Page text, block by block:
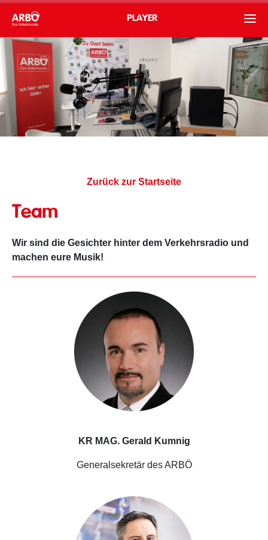
PLAYER
Zurück zur Startseite
Team
Wir sind die Gesichter hinter dem Verkehrsradio und
machen eure Musik!
KR MAG. Gerald Kumnig
Generalsekretär des ARBÖ